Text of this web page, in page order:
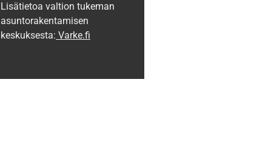
Lisätietoa valtion tukeman
asuntorakentamisen
keskuksesta: Varke.fi